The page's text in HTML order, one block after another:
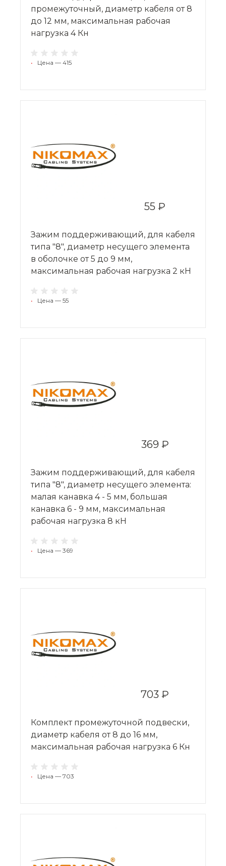
промежуточный, диаметр кабеля от 8
до 12 мм, максимальная рабочая
нагрузка 4 Кн
• Цена — 415
55 ₽
Зажим поддерживающий, для кабеля
типа "8", диаметр несущего элемента
в оболочке от 5 до 9 мм,
максимальная рабочая нагрузка 2 кН
• Цена — 55
369 ₽
Зажим поддерживающий, для кабеля
типа "8", диаметр несущего элемента:
малая канавка 4 - 5 мм, большая
канавка 6 - 9 мм, максимальная
рабочая нагрузка 8 кН
• Цена — 369
703 ₽
Комплект промежуточной подвески,
диаметр кабеля от 8 до 16 мм,
максимальная рабочая нагрузка 6 Кн
• Цена — 703